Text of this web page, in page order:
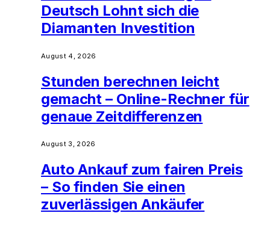
Deutsch Lohnt sich die
Diamanten Investition
August 4, 2026
Stunden berechnen leicht
gemacht – Online-Rechner für
genaue Zeitdifferenzen
August 3, 2026
Auto Ankauf zum fairen Preis
– So finden Sie einen
zuverlässigen Ankäufer